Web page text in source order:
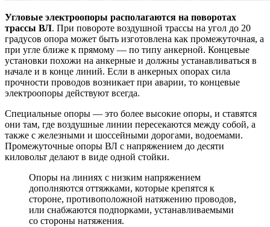
Угловые электроопоры располагаются на поворотах
трассы ВЛ. При повороте воздушной трассы на угол до 20
градусов опора может быть изготовлена как промежуточная, а
при угле ближе к прямому — по типу анкерной. Концевые
установки похожи на анкерные и должны устанавливаться в
начале и в конце линий. Если в анкерных опорах сила
прочности проводов возникает при аварии, то концевые
электроопоры действуют всегда.
Специальные опоры — это более высокие опоры, и ставятся
они там, где воздушные линии пересекаются между собой, а
также с железными и шоссейными дорогами, водоемами.
Промежуточные опоры ВЛ с напряжением до десяти
киловольт делают в виде одной стойки.
Опоры на линиях с низким напряжением
дополняются оттяжками, которые крепятся к
стороне, противоположной натяжению проводов,
или снабжаются подпорками, устанавливаемыми
со стороны натяжения.